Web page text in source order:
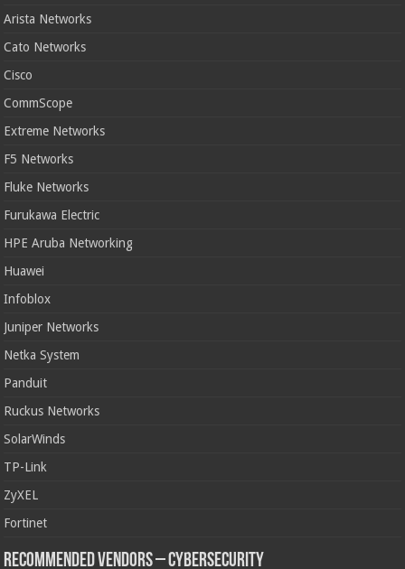
Arista Networks
Cato Networks
Cisco
CommScope
Extreme Networks
F5 Networks
Fluke Networks
Furukawa Electric
HPE Aruba Networking
Huawei
Infoblox
Juniper Networks
Netka System
Panduit
Ruckus Networks
SolarWinds
TP-Link
ZyXEL
Fortinet
Recommended Vendors – Cybersecurity